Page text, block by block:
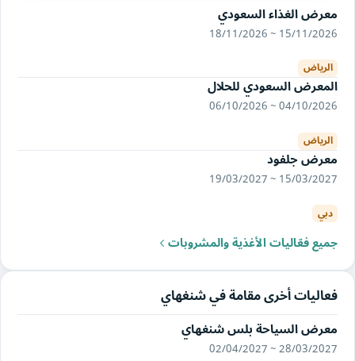
معرض الغذاء السعودي
15/11/2026 ~ 18/11/2026
الرياض
المعرض السعودي للحلال
04/10/2026 ~ 06/10/2026
الرياض
معرض جلفود
15/03/2027 ~ 19/03/2027
دبي
جميع فعّاليات الأغذية والمشروبات
فعاليات أخرى مقامة في شنغهاي
معرض السياحة بلس شنغهاي
28/03/2027 ~ 02/04/2027